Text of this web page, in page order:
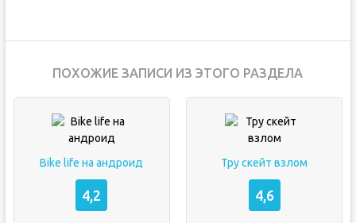
ПОХОЖИЕ ЗАПИСИ ИЗ ЭТОГО РАЗДЕЛА
Bike life на андроид
4,2
Тру скейт взлом
4,6